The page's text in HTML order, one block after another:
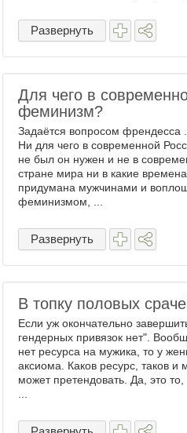
Развернуть
Для чего в
феминизм?
Задаётся вопросом френдесса
Ни для чего в современной
не был он нужен и не в
стране мира ни в какие
придумана мужчинами и
феминизмом, ...
Развернуть
В топку половых
Если уж окончательно
гендерных привязок нет".
нет ресурса на мужика, то у
аксиома. Каков ресурс, таков
может претендовать. Да, это